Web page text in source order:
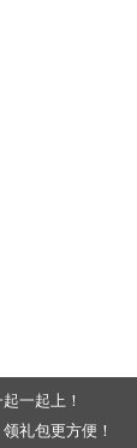
一起上！
礼包更方便！